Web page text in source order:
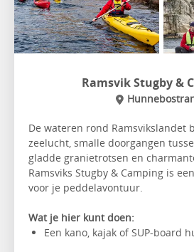
Ramsvik Stugby &
De wateren rond Ramsvikslandet
zeelucht, smalle doorgangen
gladde granietrotsen en
Ramsviks Stugby & Camping is
voor je peddelavontuur.
Wat je hier kunt doen:
Een kano, kajak of SUP-board